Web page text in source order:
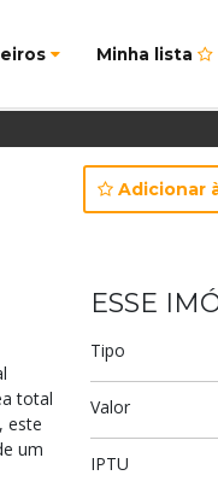
Minha lista
Adicionar
total
este
um
ESSE
Tipo
Valor
IPTU